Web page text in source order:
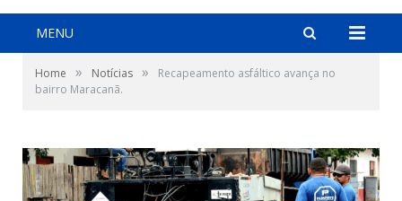
MENU
Home » Notícias »
Recapeamento asfáltico avança no
bairro Maracanã.